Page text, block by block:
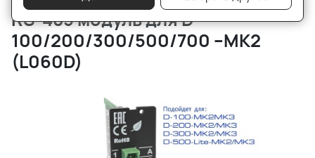
RS-485 модуль для D-
100/200/300/500/700 –MK2
(L060D)